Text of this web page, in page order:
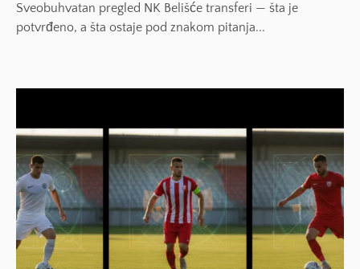
Sveobuhvatan pregled NK Belišće transferi — šta je
potvrđeno, a šta ostaje pod znakom pitanja...